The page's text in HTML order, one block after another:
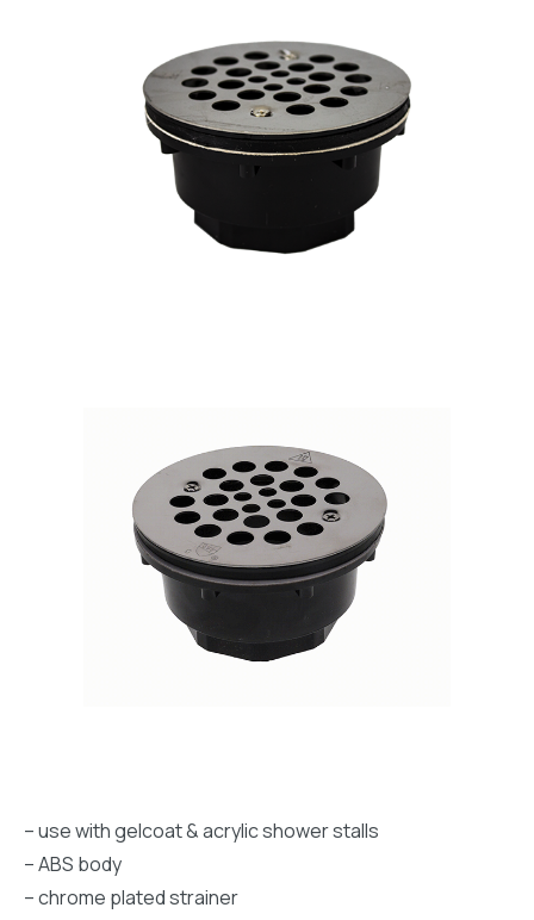
– use with gelcoat & acrylic shower stalls
– ABS body
– chrome plated strainer